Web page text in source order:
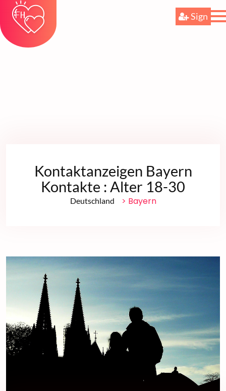
Sign
Kontaktanzeigen Bayern
Kontakte : Alter 18-30
Deutschland > Bayern